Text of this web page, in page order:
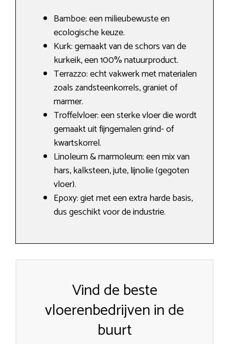
Bamboe: een milieubewuste en
ecologische keuze.
Kurk: gemaakt van de schors van de
kurkeik, een 100% natuurproduct.
Terrazzo: echt vakwerk met materialen
zoals zandsteenkorrels, graniet of
marmer.
Troffelvloer: een sterke vloer die wordt
gemaakt uit fijngemalen grind- of
kwartskorrel.
Linoleum & marmoleum: een mix van
hars, kalksteen, jute, lijnolie (gegoten
vloer).
Epoxy: giet met een extra harde basis,
dus geschikt voor de industrie.
Vind de beste
vloerenbedrijven in de
buurt